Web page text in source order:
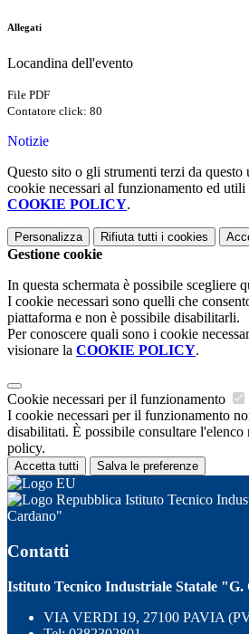
Allegati
Locandina dell'evento
File PDF
Contatore click: 80
Notizie
Questo sito o gli strumenti terzi da
cookie necessari al funzionamento ed
COOKIE POLICY.
Personalizza Rifiuta tutti i cookies
Gestione cookie
In questa schermata è possibile scegliere
I cookie necessari sono quelli che
piattaforma e non è possibile disabilitarli.
Per conoscere quali sono i cookie
visionare la COOKIE POLICY.
Cookie necessari per il funzionamento
I cookie necessari per il funzionamento
disabilitati. È possibile consultare
policy.
Accetta tutti Salva le preferenze
Istituto Tecnico
Cardano"
Contatti
Istituto Tecnico Industriale Statale "G.
VIA VERDI 19, 27100 PAVIA